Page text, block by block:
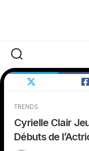
TRENDS
Cyrielle Clair
Débuts de